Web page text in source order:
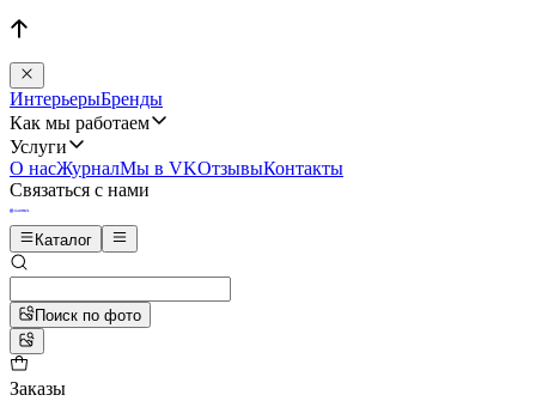
ИнтерьерыБренды
Как мы работаем
Услуги
О насЖурналМы в VKОтзывыКонтакты
Связаться с нами
Каталог
Поиск по фото
Заказы